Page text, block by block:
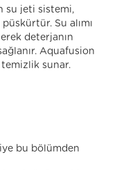
su jeti sistemi,
Su alımı
deterjanın
Aquafusion
sunar.
bu bölümden